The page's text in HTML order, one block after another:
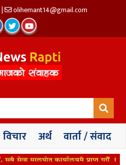
| olihemant14@gmail.com
विचार अर्थ वार्ता / संवाद